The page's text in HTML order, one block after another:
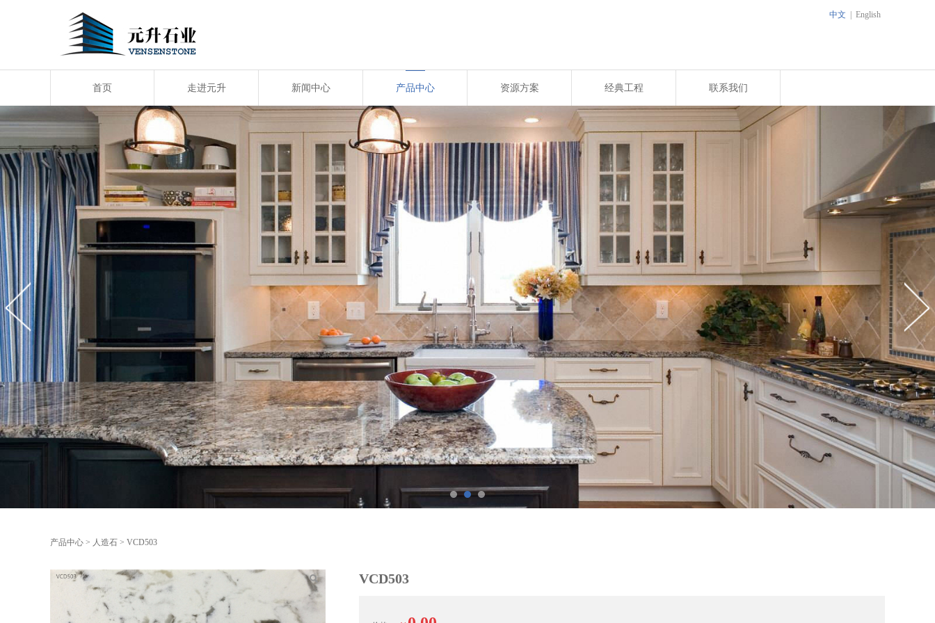
首页 走进元升 新闻中心 产品中心 资源方案 经典工程 联系我们
中文 English
VCD503
产品中心 > 人造石 > VCD503
VCD503